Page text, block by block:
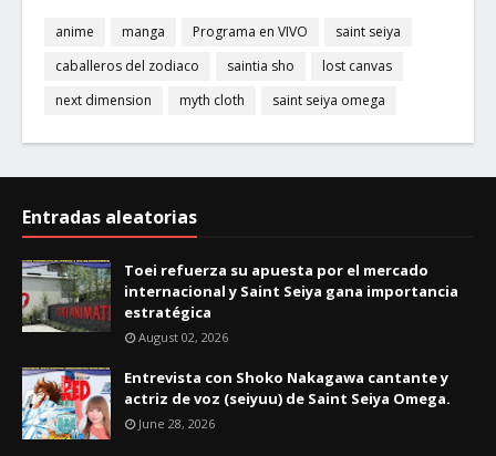
anime manga Programa en VIVO
saint seiya
caballeros del zodiaco
saintia sho
lost canvas
next dimension
myth cloth saint seiya omega
Entradas aleatorias
Toei refuerza su apuesta por el mercado
internacional y Saint Seiya gana importancia
estratégica
August 02, 2026
Entrevista con Shoko Nakagawa cantante y
actriz de voz (seiyuu) de Saint Seiya Omega.
June 28, 2026